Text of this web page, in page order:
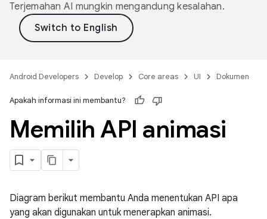
Terjemahan AI mungkin mengandung kesalahan.
Android Developers Develop Core areas UI Dokumen
Apakah informasi ini membantu?
Memilih API animasi
Diagram berikut membantu Anda menentukan API apa
yang akan digunakan untuk menerapkan animasi.